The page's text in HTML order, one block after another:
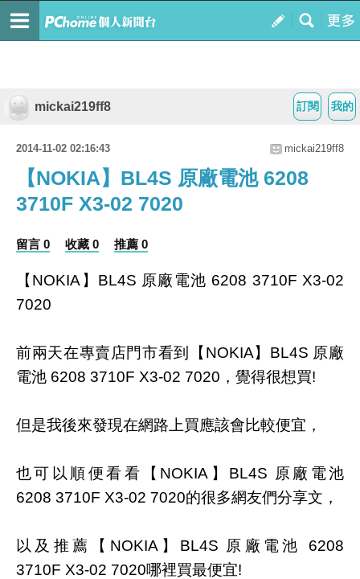
我的
訂閱
mickai219ff8
2014-11-02 02:16:43 mickai219ff8
【NOKIA】BL4S 原廠電池 6208
3710F X3-02 7020
留言 0 收藏 0 推薦 0
【NOKIA】BL4S 原廠電池 6208 3710F X3-02
7020
前兩天在專賣店門市看到【NOKIA】BL4S 原廠
電池 6208 3710F X3-02 7020，覺得很想買!
但是我後來發現在網路上買應該會比較便宜，
也可以順便看看【NOKIA】BL4S 原廠電池
6208 3710F X3-02 7020的很多網友們分享文，
以及推薦【NOKIA】BL4S 原廠電池 6208
3710F X3-02 7020哪裡買最便宜!